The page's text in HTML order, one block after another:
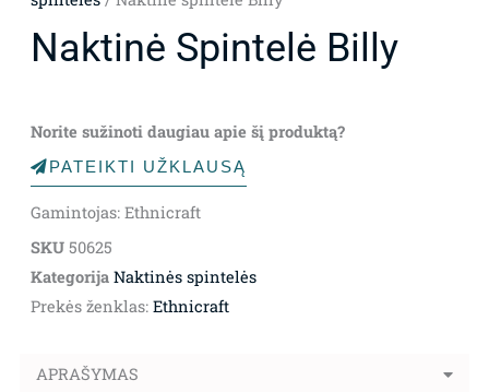
Naktinė Spintelė Billy
Norite sužinoti daugiau apie šį produktą?
PATEIKTI UŽKLAUSĄ
Gamintojas: Ethnicraft
SKU 50625
Kategorija Naktinės spintelės
Prekės ženklas: Ethnicraft
APRAŠYMAS